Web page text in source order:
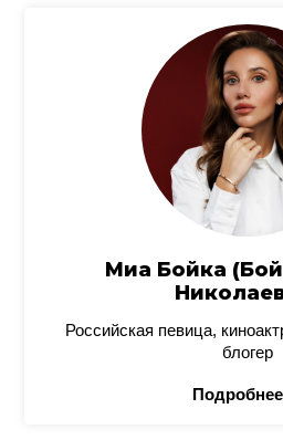
Миа Бойка
Российская певица,
блогер